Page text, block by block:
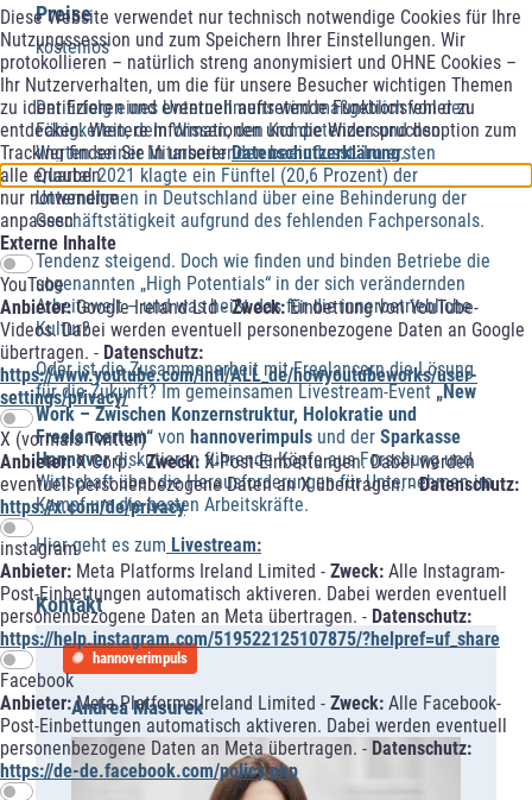
Diese Website verwendet nur technisch notwendige Cookies für Ihre
Nutzungssession und zum Speichern Ihrer Einstellungen. Wir
protokollieren – natürlich streng anonymisiert und OHNE Cookies –
Ihr Nutzerverhalten, um die für unsere Besucher wichtigen Themen
zu identifizieren und eventuell auftretende Funktionsfehler zu
entdecken. Weitere Informationen und die Widerspruchsoption zum
Tracking finden Sie in unsererDatenschutzerklärung.
alle erlauben
nur notwendige
anpassen
Externe Inhalte
YouTube
Anbieter:Google Ireland Ltd -Zweck:Einbettung von YouTube-
Videos. Dabei werden eventuell personenbezogene Daten an Google
übertragen. - Datenschutz:
https://www.youtube.com/intl/ALL_de/howyoutubeworks/user-
settings/privacy/
X (vormals Twitter)
Anbieter:X Corp. -Zweck: X-Post-Einbettungen. Dabei werden
eventuell personenbezogene Daten an X übertragen. -Datenschutz:
https://x.com/de/privacy
instagram
Anbieter: Meta Platforms Ireland Limited - Zweck: Alle Instagram-
Post-Einbettungen automatisch aktiveren. Dabei werden eventuell
personenbezogene Daten an Meta übertragen. - Datenschutz:
https://help.instagram.com/519522125107875/?helpref=uf_share
Facebook
Anbieter:Meta Platforms Ireland Limited - Zweck: Alle Facebook-
Post-Einbettungen automatisch aktiveren. Dabei werden eventuell
personenbezogene Daten an Meta übertragen. - Datenschutz:
https://de-de.facebook.com/policy.php
Preise
kostenlos
Der Erfolg eines Unternehmens wird maßgeblich von den
Fähigkeiten, dem Wissen, den Kompetenzen und den
Werten seiner Mitarbeitenden beeinflusst. Im ersten
Quartal 2021 klagte ein Fünftel (20,6 Prozent) der
Unternehmen in Deutschland über eine Behinderung der
Geschäftstätigkeit aufgrund des fehlenden Fachpersonals.
Tendenz steigend. Doch wie finden und binden Betriebe die
sogenannten „High Potentials“ in der sich verändernden
Arbeitswelt – und was heißt das für die innerbetriebliche
Kultur?
Oder ist die Zusammenarbeit mit Freelancern die Lösung
für die Zukunft? Im gemeinsamen Livestream-Event„New
Work – Zwischen Konzernstruktur, Holokratie und
Freelancertum“ von hannoverimpuls und der Sparkasse
Hannoverdiskutieren führende Köpfe aus Forschung und
Wirtschaft über die Herausforderungen für Unternehmen im
Kampf um die besten Arbeitskräfte.
Hier geht es zum Livestream:
Kontakt
hannoverimpuls
Andrea Masurek